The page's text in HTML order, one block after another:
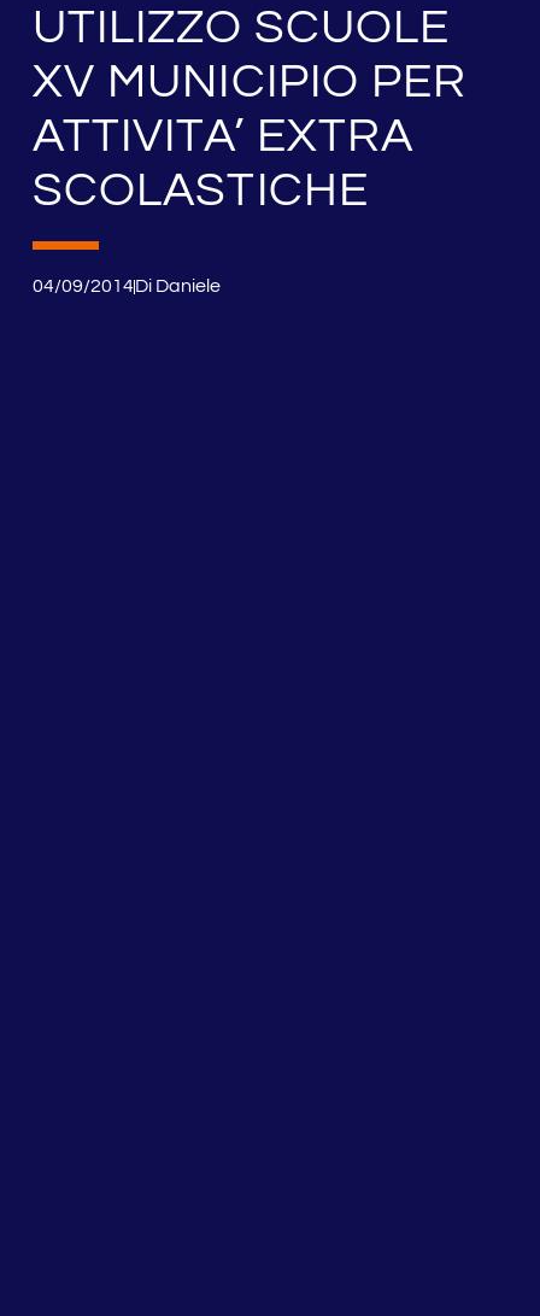
UTILIZZO SCUOLE
XV MUNICIPIO PER
ATTIVITA’ EXTRA
SCOLASTICHE
04/09/2014DiDaniele